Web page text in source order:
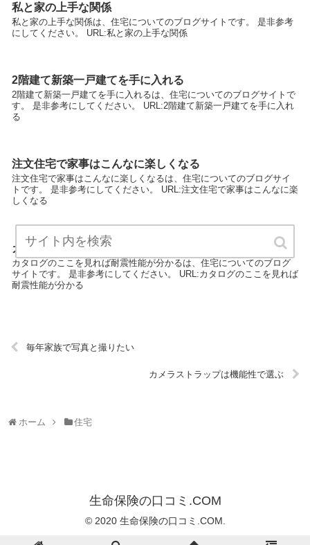
私と家の上手な関係
私と家の上手な関係は、住宅についてのブログサイトです。 是非参考
にしてください。 URL:私と家の上手な関係
2階建て新築一戸建てを手に入れる
2階建て新築一戸建てを手に入れるは、住宅についてのブログサイトで
す。 是非参考にしてください。 URL:2階建て新築一戸建てを手に入れ
る
注文住宅で家事はこんなに楽しくなる
注文住宅で家事はこんなに楽しくなるは、住宅についてのブログサイ
トです。 是非参考にしてください。 URL:注文住宅で家事はこんなに楽
しくなる
カタログのここを見れば耐震性能が分かる
カタログのここを見れば耐震性能が分かるは、住宅についてのブログ
サイトです。 是非参考にしてください。 URL:カタログのここを見れば
耐震性能が分かる
毎年家族で写真と撮りたい
カメラストラップは機能性で選ぶ
ホーム 住宅
生命保険の口コミ.COM
© 2020 生命保険の口コミ.COM.